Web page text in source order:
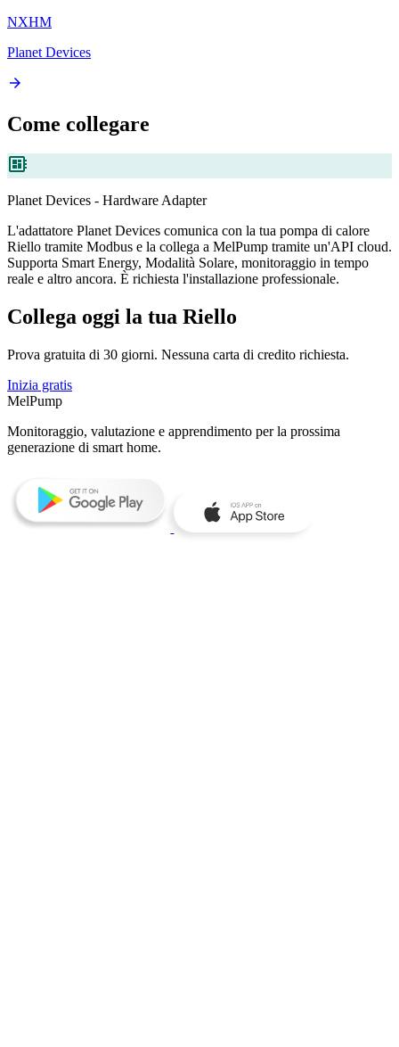
NXHM
Planet Devices
arrow_forward
Come collegare
developer_board
Planet Devices - Hardware Adapter
L'adattatore Planet Devices comunica con la tua pompa di calore
Riello tramite Modbus e la collega a MelPump tramite un'API cloud.
Supporta Smart Energy, Modalità Solare, monitoraggio in tempo
reale e altro ancora. È richiesta l'installazione professionale.
Collega oggi la tua Riello
Prova gratuita di 30 giorni. Nessuna carta di credito richiesta.
Inizia gratis
MelPump
Monitoraggio, valutazione e apprendimento per la prossima
generazione di smart home.